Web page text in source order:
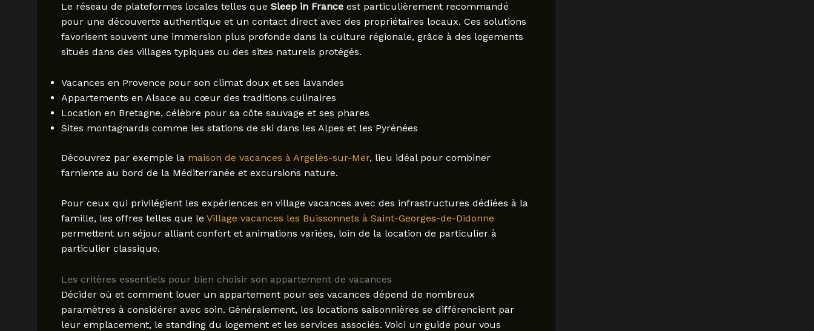
Le réseau de plateformes locales telles que Sleep in Franceest particulièrement recommandé
pour une découverte authentique et un contact direct avec des propriétaires locaux. Ces solutions
favorisent souvent une immersion plus profonde dans la culture régionale, grâce à des logements
situés dans des villages typiques ou des sites naturels protégés.
Vacances en Provence pour son climat doux et ses lavandes
Appartements en Alsace au cœur des traditions culinaires
Location en Bretagne, célèbre pour sa côte sauvage et ses phares
Sites montagnards comme les stations de ski dans les Alpes et les Pyrénées
Découvrez par exemple la maison de vacances à Argelès-sur-Mer, lieu idéal pour combiner
farniente au bord de la Méditerranée et excursions nature.
Pour ceux qui privilégient les expériences en village vacances avec des infrastructures dédiées à la
famille, les offres telles que le Village vacances les Buissonnets à Saint-Georges-de-Didonne
permettent un séjour alliant confort et animations variées, loin de la location de particulier à
particulier classique.
Les critères essentiels pour bien choisir son appartement de vacances
Décider où et comment louer un appartement pour ses vacances dépend de nombreux
paramètres à considérer avec soin. Généralement, les locations saisonnières se différencient par
leur emplacement, le standing du logement et les services associés. Voici un guide pour vous